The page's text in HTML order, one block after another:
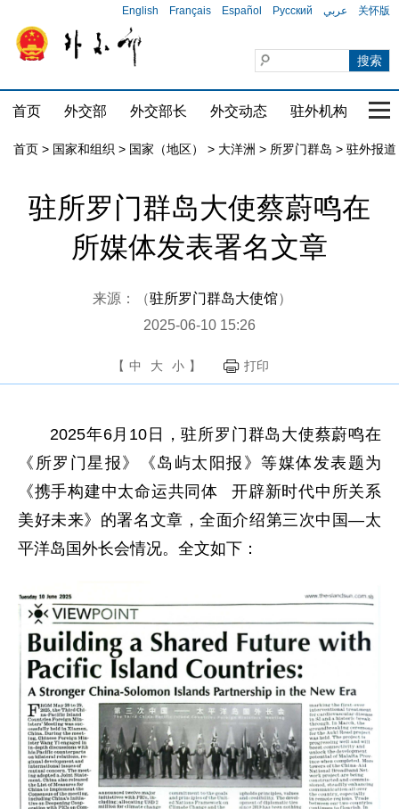
English Français Español Русский عربي 关怀版
首页 外交部 外交部长 外交动态 驻外机构 国
首页 > 国家和组织 > 国家（地区） > 大洋洲 > 所罗门群岛 > 驻外报道
驻所罗门群岛大使蔡蔚鸣在
所媒体发表署名文章
来源：（驻所罗门群岛大使馆）
2025-06-10 15:26
【 中 大 小 】 打印
2025年6月10日，驻所罗门群岛大使蔡蔚鸣在
《所罗门星报》《岛屿太阳报》等媒体发表题为
《携手构建中太命运共同体 开辟新时代中所关系
美好未来》的署名文章，全面介绍第三次中国—太
平洋岛国外长会情况。全文如下：